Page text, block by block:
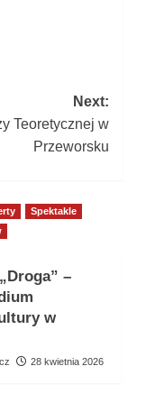
Next:
Teoretycznej w
Przeworsku
Spektakle
–
w
28 kwietnia 2026